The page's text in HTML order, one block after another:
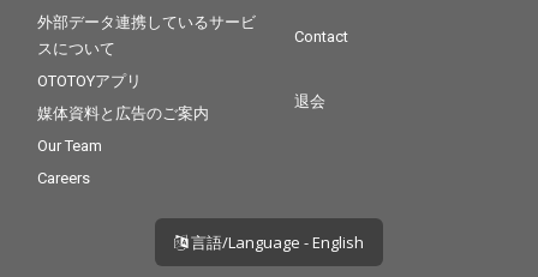
外部データ連携しているサービ
スについて
OTOTOYアプリ
媒体資料と広告のご案内
Our Team
Careers
Contact
退会
言語/Language - English